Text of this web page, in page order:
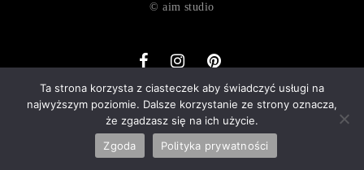
Ta strona korzysta z ciasteczek aby świadczyć usługi na
najwyższym poziomie. Dalsze korzystanie ze strony oznacza,
że zgadzasz się na ich użycie.
Zgoda
Polityka prywatności
© aim studio
o nas dostawa zwroty regulamin
polityka prywatności
kontakt